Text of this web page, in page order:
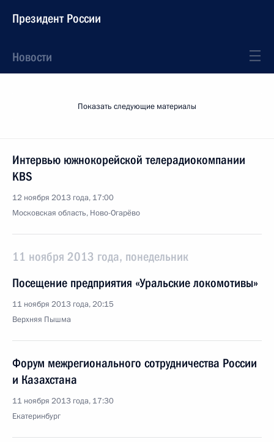
Президент России
Новости
Показать следующие материалы
Интервью южнокорейской телерадиокомпании
KBS
12 ноября 2013 года, 17:00
Московская область, Ново-Огарёво
11 ноября 2013 года, понедельник
Посещение предприятия «Уральские локомотивы»
11 ноября 2013 года, 20:15
Верхняя Пышма
Форум межрегионального сотрудничества России
и Казахстана
11 ноября 2013 года, 17:30
Екатеринбург